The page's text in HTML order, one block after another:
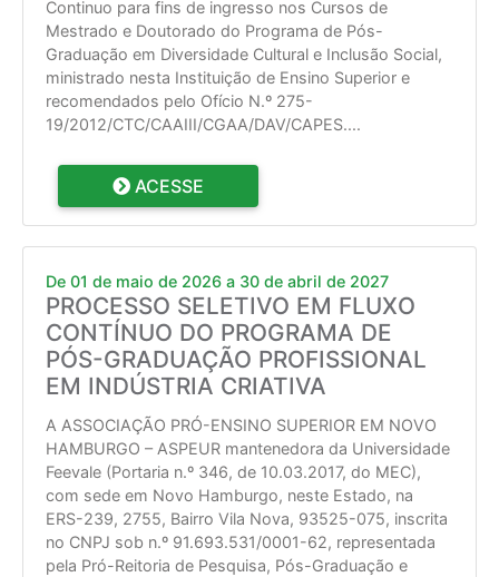
Continuo para fins de ingresso nos Cursos de
Mestrado e Doutorado do Programa de Pós-
Graduação em Diversidade Cultural e Inclusão Social,
ministrado nesta Instituição de Ensino Superior e
recomendados pelo Ofício N.º 275-
19/2012/CTC/CAAIII/CGAA/DAV/CAPES....
ACESSE
De 01 de maio de 2026 a 30 de abril de 2027
PROCESSO SELETIVO EM FLUXO
CONTÍNUO DO PROGRAMA DE
PÓS-GRADUAÇÃO PROFISSIONAL
EM INDÚSTRIA CRIATIVA
A ASSOCIAÇÃO PRÓ-ENSINO SUPERIOR EM NOVO
HAMBURGO – ASPEUR mantenedora da Universidade
Feevale (Portaria n.º 346, de 10.03.2017, do MEC),
com sede em Novo Hamburgo, neste Estado, na
ERS-239, 2755, Bairro Vila Nova, 93525-075, inscrita
no CNPJ sob n.º 91.693.531/0001-62, representada
pela Pró-Reitoria de Pesquisa, Pós-Graduação e